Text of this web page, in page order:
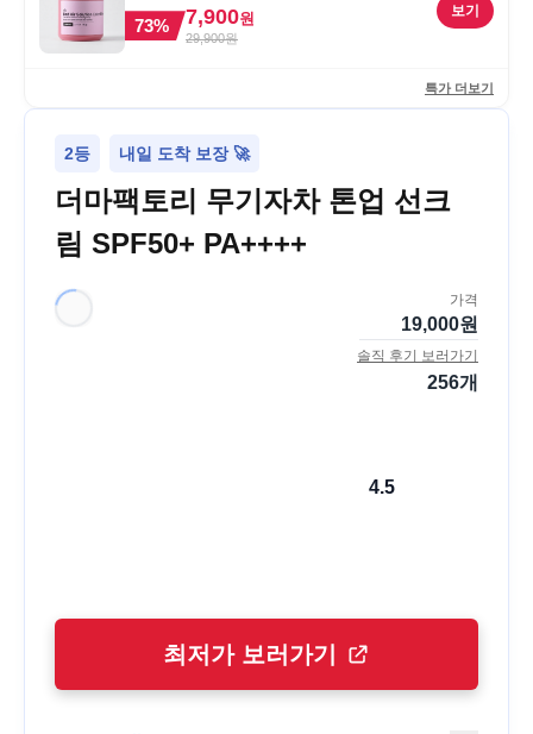
개
73% 7,900원
29,900원
보기
특가 더보기
2등 내일 도착 보장 🚀
더마팩토리 무기자차 톤업 선크
림 SPF50+ PA++++
가격
19,000원
솔직 후기 보러가기
256개
4.5
최저가 보러가기